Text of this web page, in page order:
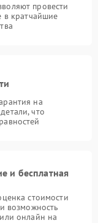
провести
в кратчайшие
на
что
и бесплатная
стоимости
возможность
онлайн на